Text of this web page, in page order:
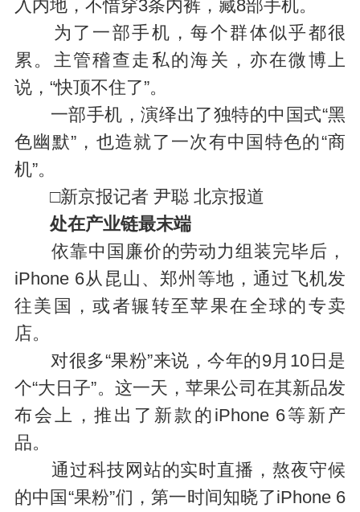
入内地，不惜穿3条内裤，藏8部手机。
为了一部手机，每个群体似乎都很
累。主管稽查走私的海关，亦在微博上
说，“快顶不住了”。
一部手机，演绎出了独特的中国式“黑
色幽默”，也造就了一次有中国特色的“商
机”。
□新京报记者 尹聪 北京报道
处在产业链最末端
依靠中国廉价的劳动力组装完毕后，
iPhone 6从昆山、郑州等地，通过飞机发
往美国，或者辗转至苹果在全球的专卖
店。
对很多“果粉”来说，今年的9月10日是
个“大日子”。这一天，苹果公司在其新品发
布会上，推出了新款的iPhone 6等新产
品。
通过科技网站的实时直播，熬夜守候
的中国“果粉”们，第一时间知晓了iPhone 6